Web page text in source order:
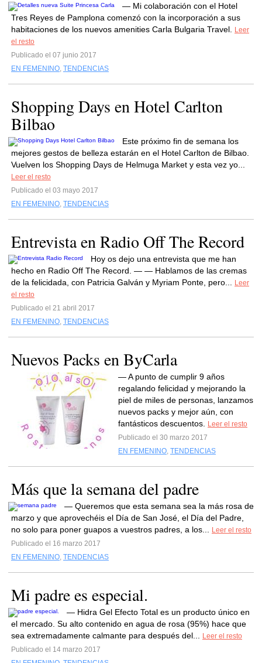
— Mi colaboración con el Hotel
Tres Reyes de Pamplona comenzó con la incorporación a sus
habitaciones de los nuevos amenities Carla Bulgaria Travel.
Leer
el resto
Publicado el 07 junio 2017
EN FEMENINO, TENDENCIAS
Shopping Days en Hotel Carlton
Bilbao
Este próximo fin de semana los
mejores gestos de belleza estarán en el Hotel Carlton de Bilbao.
Vuelven los Shopping Days de Helmuga Market y esta vez yo...
Leer el resto
Publicado el 03 mayo 2017
EN FEMENINO, TENDENCIAS
Entrevista en Radio Off The Record
Hoy os dejo una entrevista que me han
hecho en Radio Off The Record. — — Hablamos de las cremas
de la felicidada, con Patricia Galván y Myriam Ponte, pero...
Leer
el resto
Publicado el 21 abril 2017
EN FEMENINO, TENDENCIAS
Nuevos Packs en ByCarla
— A punto de cumplir 9 años
regalando felicidad y mejorando la
piel de miles de personas, lanzamos
nuevos packs y mejor aún, con
fantásticos descuentos.
Leer el resto
Publicado el 30 marzo 2017
EN FEMENINO, TENDENCIAS
Más que la semana del padre
— Queremos que esta semana sea la más rosa de
marzo y que aprovechéis el Día de San José, el Día del Padre,
no solo para poner guapos a vuestros padres, a los...
Leer el resto
Publicado el 16 marzo 2017
EN FEMENINO, TENDENCIAS
Mi padre es especial.
— Hidra Gel Efecto Total es un producto único en
el mercado. Su alto contenido en agua de rosa (95%) hace que
sea extremadamente calmante para después del...
Leer el resto
Publicado el 14 marzo 2017